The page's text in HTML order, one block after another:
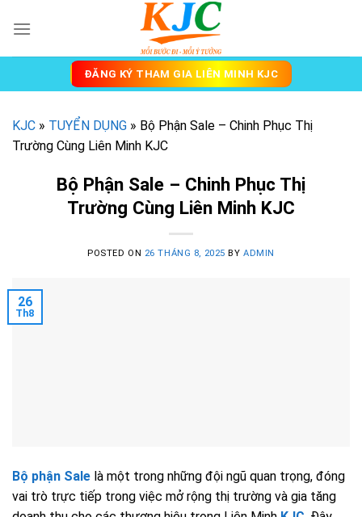
ĐĂNG KÝ THAM GIA LIÊN MINH KJC
KJC » TUYỂN DỤNG » Bộ Phận Sale – Chinh Phục Thị
Trường Cùng Liên Minh KJC
Bộ Phận Sale – Chinh Phục Thị
Trường Cùng Liên Minh KJC
POSTED ON 26 THÁNG 8, 2025 BY ADMIN
26
Th8
Bộ phận Sale là một trong những đội ngũ quan trọng, đóng
vai trò trực tiếp trong việc mở rộng thị trường và gia tăng